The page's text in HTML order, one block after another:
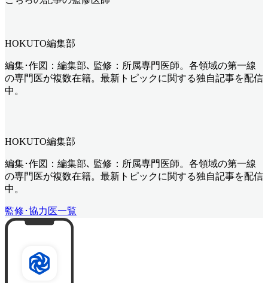
HOKUTO編集部
編集･作図：編集部､ 監修：所属専門医師。各領域の第一線
の専門医が複数在籍。最新トピックに関する独自記事を配信
中。
HOKUTO編集部
編集･作図：編集部､ 監修：所属専門医師。各領域の第一線
の専門医が複数在籍。最新トピックに関する独自記事を配信
中。
監修･協力医一覧